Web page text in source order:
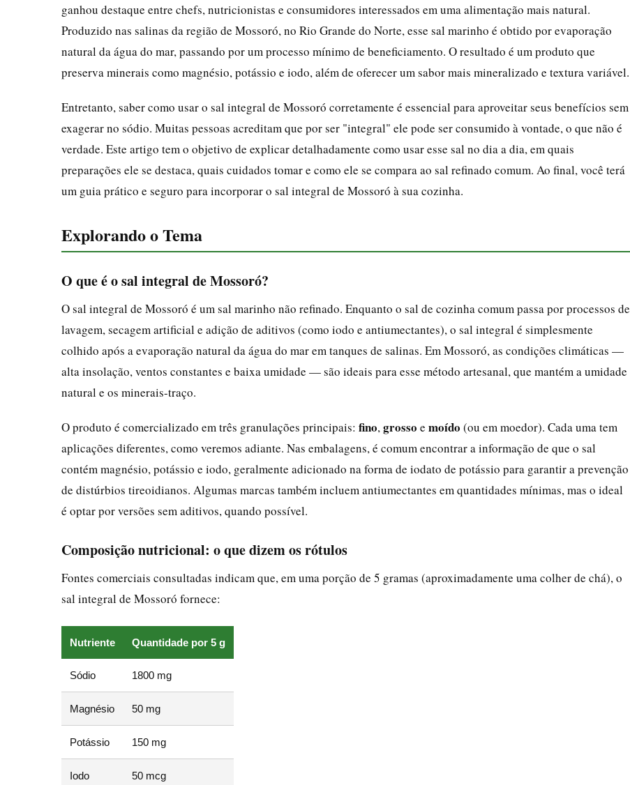
ganhou destaque entre chefs, nutricionistas e consumidores interessados em uma alimentação mais natural.
Produzido nas salinas da região de Mossoró, no Rio Grande do Norte, esse sal marinho é obtido por evaporação
natural da água do mar, passando por um processo mínimo de beneficiamento. O resultado é um produto que
preserva minerais como magnésio, potássio e iodo, além de oferecer um sabor mais mineralizado e textura variável.
Entretanto, saber como usar o sal integral de Mossoró corretamente é essencial para aproveitar seus benefícios sem
exagerar no sódio. Muitas pessoas acreditam que por ser "integral" ele pode ser consumido à vontade, o que não é
verdade. Este artigo tem o objetivo de explicar detalhadamente como usar esse sal no dia a dia, em quais
preparações ele se destaca, quais cuidados tomar e como ele se compara ao sal refinado comum. Ao final, você terá
um guia prático e seguro para incorporar o sal integral de Mossoró à sua cozinha.
Explorando o Tema
O que é o sal integral de Mossoró?
O sal integral de Mossoró é um sal marinho não refinado. Enquanto o sal de cozinha comum passa por processos de
lavagem, secagem artificial e adição de aditivos (como iodo e antiumectantes), o sal integral é simplesmente
colhido após a evaporação natural da água do mar em tanques de salinas. Em Mossoró, as condições climáticas —
alta insolação, ventos constantes e baixa umidade — são ideais para esse método artesanal, que mantém a umidade
natural e os minerais-traço.
O produto é comercializado em três granulações principais: fino, grosso e moído (ou em moedor). Cada uma tem
aplicações diferentes, como veremos adiante. Nas embalagens, é comum encontrar a informação de que o sal
contém magnésio, potássio e iodo, geralmente adicionado na forma de iodato de potássio para garantir a prevenção
de distúrbios tireoidianos. Algumas marcas também incluem antiumectantes em quantidades mínimas, mas o ideal
é optar por versões sem aditivos, quando possível.
Composição nutricional: o que dizem os rótulos
Fontes comerciais consultadas indicam que, em uma porção de 5 gramas (aproximadamente uma colher de chá), o
sal integral de Mossoró fornece:
Nutriente Quantidade por 5 g
Sódio 1800 mg
Magnésio 50 mg
Potássio 150 mg
Iodo 50 mcg